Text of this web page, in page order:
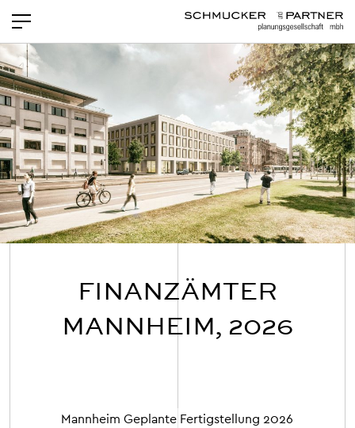
PROJEKTE
NEWS
LEISTUNGEN
TEAM
OFFENE STELLEN
FINANZÄMTER
MANNHEIM, 2026
Mannheim Geplante Fertigstellung 2026